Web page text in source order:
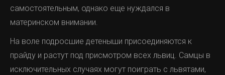
самостоятельным, однако еще нуждался в
материнском внимании.
На воле подросшие детеныши присоединяются к
прайду и растут под присмотром всех львиц. Самцы в
исключительных случаях могут поиграть с львятами,